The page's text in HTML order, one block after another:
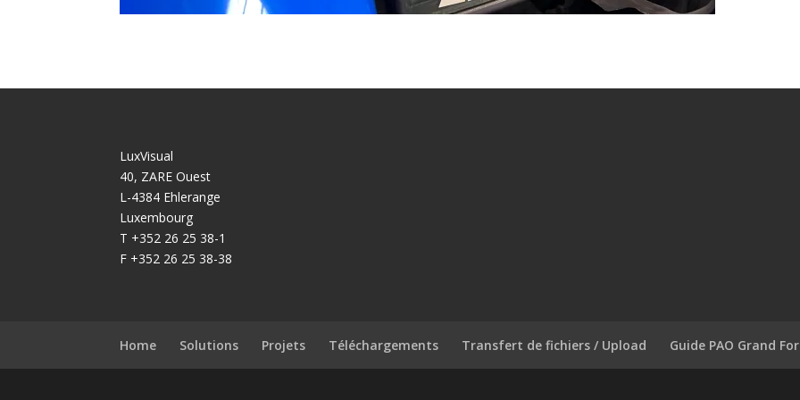
LuxVisual
40, ZARE Ouest
L-4384 Ehlerange
Luxembourg
T +352 26 25 38-1
F +352 26 25 38-38
Home Solutions Projets Téléchargements Transfert de fichiers / Upload Guide PAO Grand